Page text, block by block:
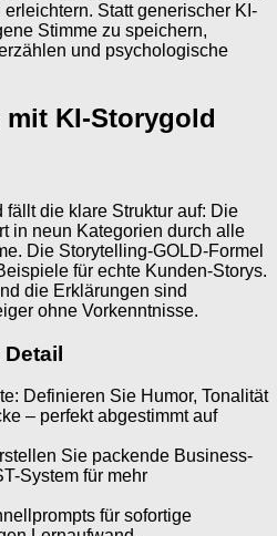
Statt generischer KI-
Stimme zu speichern,
und psychologische
mit KI-Storygold
die klare Struktur auf: Die
in neun Kategorien durch alle
Die Storytelling-GOLD-Formel
für echte Kunden-Storys.
die Erklärungen sind
ohne Vorkenntnisse.
Definieren Sie Humor, Tonalität
– perfekt abgestimmt auf
Sie packende Business-
System für mehr
für sofortige